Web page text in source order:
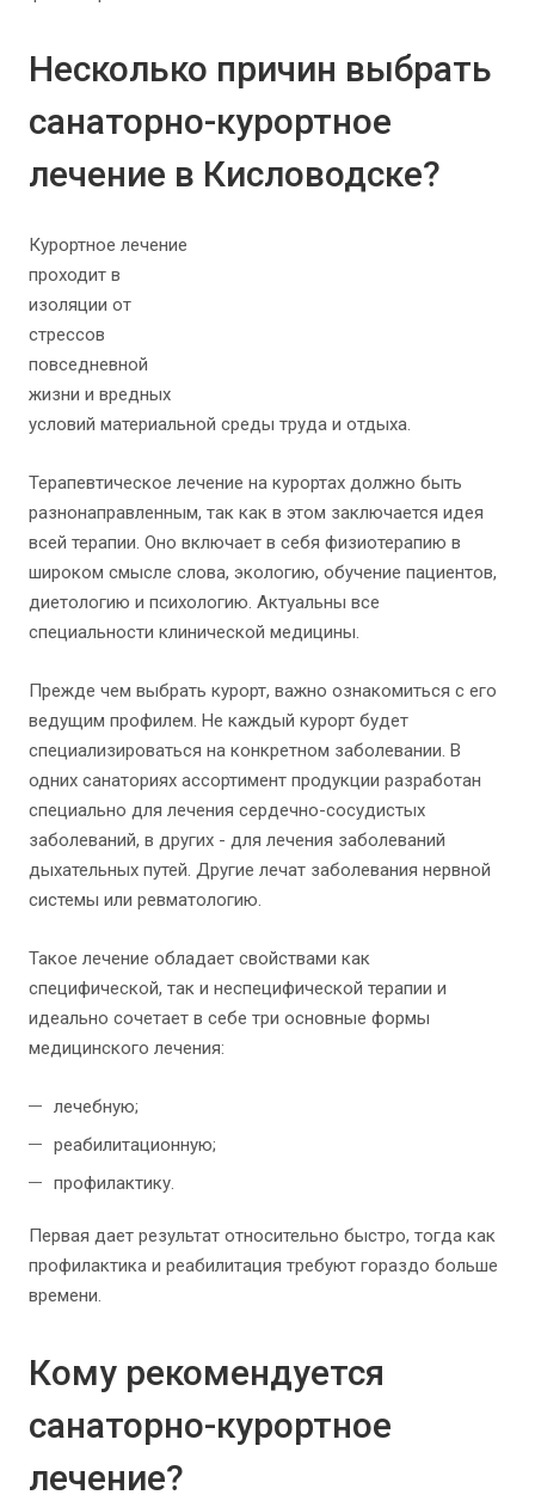
Несколько причин выбрать
санаторно-курортное
лечение в Кисловодске?
Курортное лечение
проходит в
изоляции от
стрессов
повседневной
жизни и вредных
условий материальной среды труда и отдыха.
Терапевтическое лечение на курортах должно быть
разнонаправленным, так как в этом заключается идея
всей терапии. Оно включает в себя физиотерапию в
широком смысле слова, экологию, обучение пациентов,
диетологию и психологию. Актуальны все
специальности клинической медицины.
Прежде чем выбрать курорт, важно ознакомиться с его
ведущим профилем. Не каждый курорт будет
специализироваться на конкретном заболевании. В
одних санаториях ассортимент продукции разработан
специально для лечения сердечно-сосудистых
заболеваний, в других - для лечения заболеваний
дыхательных путей. Другие лечат заболевания нервной
системы или ревматологию.
Такое лечение обладает свойствами как
специфической, так и неспецифической терапии и
идеально сочетает в себе три основные формы
медицинского лечения:
лечебную;
реабилитационную;
профилактику.
Первая дает результат относительно быстро, тогда как
профилактика и реабилитация требуют гораздо больше
времени.
Кому рекомендуется
санаторно-курортное
лечение?